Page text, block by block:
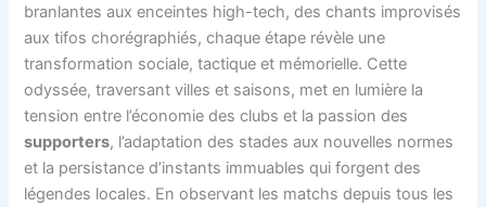
branlantes aux enceintes high-tech, des chants improvisés
aux tifos chorégraphiés, chaque étape révèle une
transformation sociale, tactique et mémorielle. Cette
odyssée, traversant villes et saisons, met en lumière la
tension entre l’économie des clubs et la passion des
supporters, l’adaptation des stades aux nouvelles normes
et la persistance d’instants immuables qui forgent des
légendes locales. En observant les matchs depuis tous les